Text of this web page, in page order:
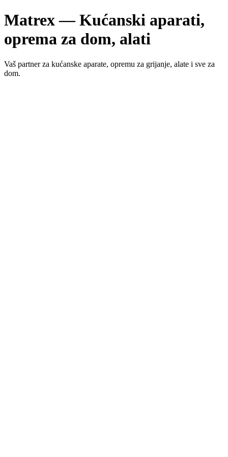
Matrex — Kućanski aparati,
oprema za dom, alati
Vaš partner za kućanske aparate, opremu za grijanje, alate i sve za
dom.